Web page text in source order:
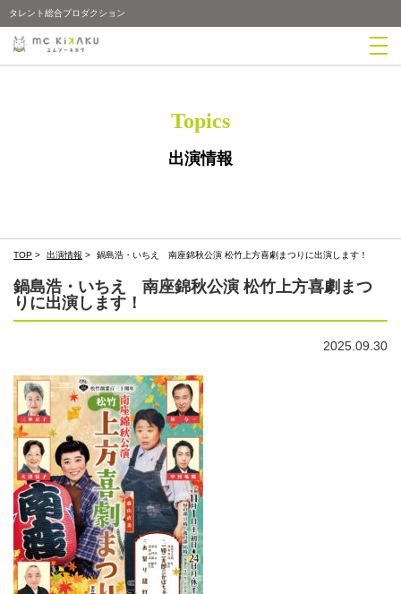
タレント総合プロダクション
Topics
出演情報
TOP > 出演情報 > 鍋島浩・いちえ 南座錦秋公演 松竹上方喜劇まつりに出演します！
鍋島浩・いちえ 南座錦秋公演 松竹上方喜劇まつ
りに出演します！
2025.09.30